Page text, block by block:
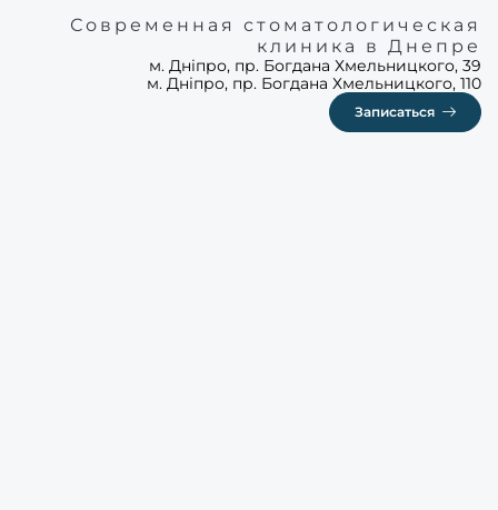
Современная стоматологическая
клиника в Днепре
м. Дніпро, пр. Богдана Хмельницкого, 39
м. Дніпро, пр. Богдана Хмельницкого, 110
Записаться